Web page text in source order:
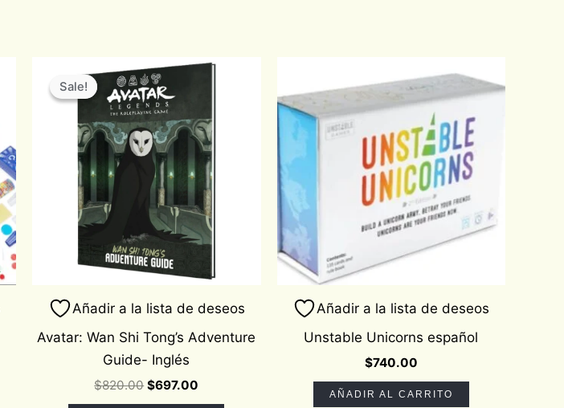
Sale!
Sale!
Añadir a la lista de deseos
Avatar: Wan Shi Tong’s Adventure
Guide- Inglés
$820.00
Original
price
was:
$820.00.
$697.00
Current
Añadir a la lista de deseos
Unstable Unicorns español
$740.00
AÑADIR AL CARRITO